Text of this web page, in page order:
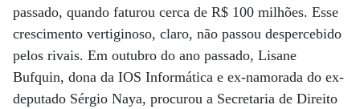
passado, quando faturou cerca de R$ 100 milhões. Esse
crescimento vertiginoso, claro, não passou despercebido
pelos rivais. Em outubro do ano passado, Lisane
Bufquin, dona da IOS Informática e ex-namorada do ex-
deputado Sérgio Naya, procurou a Secretaria de Direito